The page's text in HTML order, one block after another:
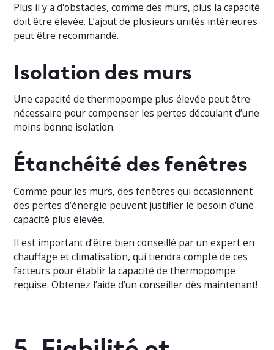
Plus il y a d'obstacles, comme des murs, plus la capacité
doit être élevée. L’ajout de plusieurs unités intérieures
peut être recommandé.
Isolation des murs
Une capacité de thermopompe plus élevée peut être
nécessaire pour compenser les pertes découlant d’une
moins bonne isolation.
Étanchéité des fenêtres
Comme pour les murs, des fenêtres qui occasionnent
des pertes d’énergie peuvent justifier le besoin d’une
capacité plus élevée.
Il est important d’être bien conseillé par un expert en
chauffage et climatisation, qui tiendra compte de ces
facteurs pour établir la capacité de thermopompe
requise. Obtenez l’aide d’un conseiller dès maintenant!